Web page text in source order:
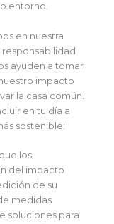
entorno.
en nuestra
responsabilidad
ayuden a tomar
impacto
la casa común.
en tu día a
sostenible:
del impacto
de su
medidas
soluciones para